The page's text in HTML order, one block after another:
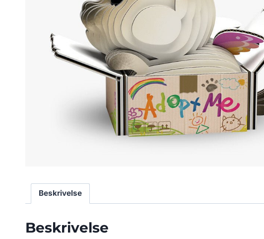
Beskrivelse
Beskrivelse